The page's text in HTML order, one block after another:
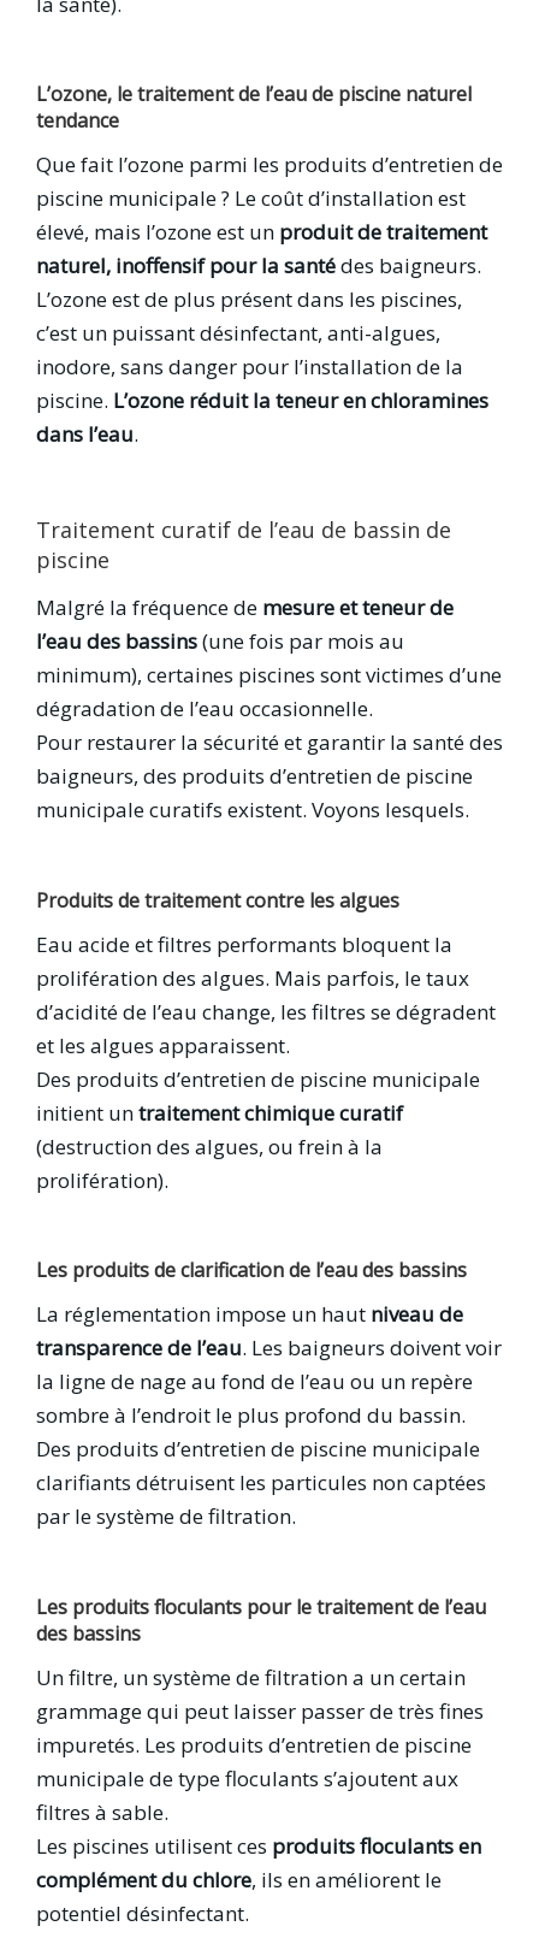
L’ozone, le traitement de l’eau de piscine naturel
tendance
Que fait l’ozone parmi les produits d’entretien de
piscine municipale ? Le coût d’installation est
élevé, mais l’ozone est un produit de traitement
naturel, inoffensif pour la santédes baigneurs.
L’ozone est de plus présent dans les piscines,
c’est un puissant désinfectant, anti-algues,
inodore, sans danger pour l’installation de la
piscine. L’ozone réduit la teneur en chloramines
dans l’eau.
Traitement curatif de l’eau de bassin de
piscine
Malgré la fréquence de mesure et teneur de
l’eau des bassins(une fois par mois au
minimum), certaines piscines sont victimes d’une
dégradation de l’eau occasionnelle.
Pour restaurer la sécurité et garantir la santé des
baigneurs, des produits d’entretien de piscine
municipale curatifs existent. Voyons lesquels.
Produits de traitement contre les algues
Eau acide et filtres performants bloquent la
prolifération des algues. Mais parfois, le taux
d’acidité de l’eau change, les filtres se dégradent
et les algues apparaissent.
Des produits d’entretien de piscine municipale
initient untraitement chimique curatif
(destruction des algues, ou frein à la
prolifération).
Les produits de clarification de l’eau des bassins
La réglementation impose un haut niveau de
transparence de l’eau. Les baigneurs doivent voir
la ligne de nage au fond de l’eau ou un repère
sombre à l’endroit le plus profond du bassin.
Des produits d’entretien de piscine municipale
clarifiants détruisent les particules non captées
par le système de filtration.
Les produits floculants pour le traitement de l’eau
des bassins
Un filtre, un système de filtration a un certain
grammage qui peut laisser passer de très fines
impuretés. Les produits d’entretien de piscine
municipale de type floculants s’ajoutent aux
filtres à sable.
Les piscines utilisent ces produits floculants en
complément du chlore, ils en améliorent le
potentiel désinfectant.